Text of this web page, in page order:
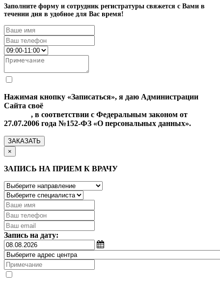
Заполните форму и сотрудник регистратуры свяжется с Вами в
течении дня в удобное для Вас время!
Нажимая кнопку «Записаться», я даю Администрации
Сайта своё
, в соответствии с Федеральным законом от
27.07.2006 года №152-ФЗ «О персональных данных».
ЗАКАЗАТЬ
×
ЗАПИСЬ НА ПРИЕМ К ВРАЧУ
Запись на дату: